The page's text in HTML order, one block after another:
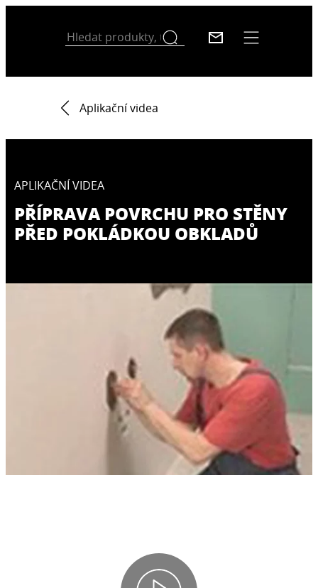
Aplikační videa
APLIKAČNÍ VIDEA
PŘÍPRAVA POVRCHU PRO STĚNY
PŘED POKLÁDKOU OBKLADŮ